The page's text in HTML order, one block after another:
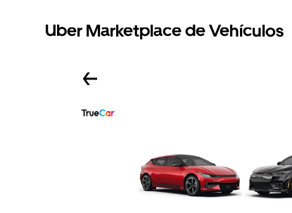
Uber Marketplace de Vehículos